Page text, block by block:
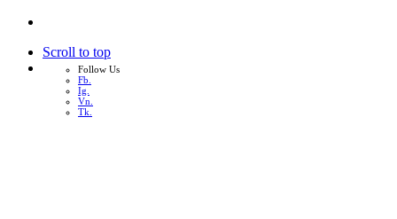
Scroll to top
Follow Us
Fb.
Ig.
Vn.
Tk.